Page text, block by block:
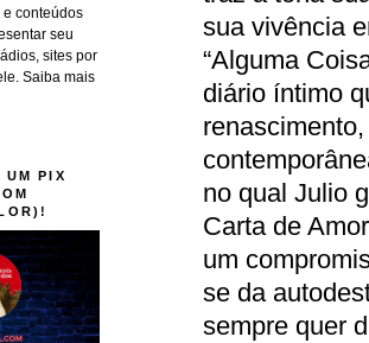
sua vivência
“Alguma
diário íntimo
no qual Julio
Carta de
um
se da
sempre quer
conteúdos
seu
sites por
Saiba mais
UM PIX